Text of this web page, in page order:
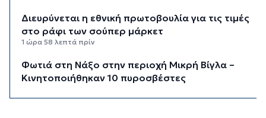
Διευρύνεται η εθνική πρωτοβουλία για τις τιμές
στο ράφι των σούπερ μάρκετ
1 ώρα 58 λεπτά πρίν
Φωτιά στη Νάξο στην περιοχή Μικρή Βίγλα –
Κινητοποιήθηκαν 10 πυροσβέστες